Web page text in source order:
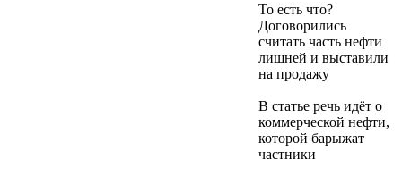
То есть что?
Договорились
считать часть нефти
лишней и выставили
на продажу
В статье речь идёт о
коммерческой нефти,
которой барыжат
частники